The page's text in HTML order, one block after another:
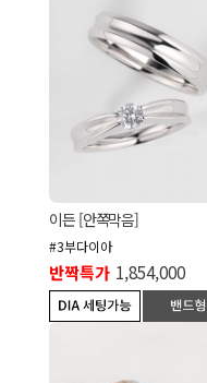
이든 [안쪽막음]
#3부다이아
반짝특가 1,854,000